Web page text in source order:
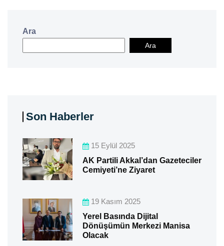
Ara
Ara
Son Haberler
15 Eylül 2025
AK Partili Akkal’dan Gazeteciler
Cemiyeti’ne Ziyaret
19 Kasım 2025
Yerel Basında Dijital
Dönüşümün Merkezi Manisa
Olacak